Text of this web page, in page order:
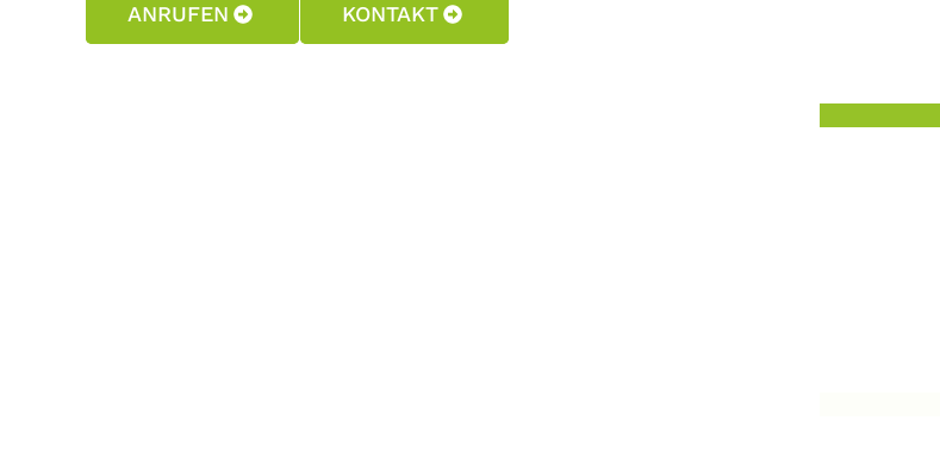
ANRUFEN
KONTAKT